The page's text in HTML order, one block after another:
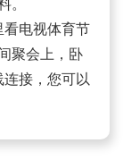
。
看电视体育节
聚会上，卧
接，您可以